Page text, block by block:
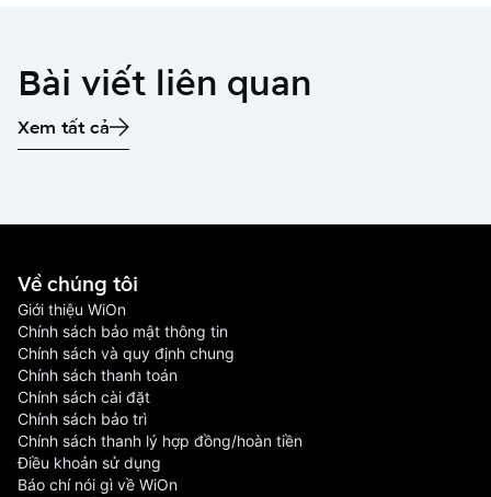
Bài viết liên quan
Xem tất cả
Về chúng tôi
Giới thiệu WiOn
Chính sách bảo mật thông tin
Chính sách và quy định chung
Chính sách thanh toán
Chính sách cài đặt
Chính sách bảo trì
Chính sách thanh lý hợp đồng/hoàn tiền
Điều khoản sử dụng
Báo chí nói gì về WiOn